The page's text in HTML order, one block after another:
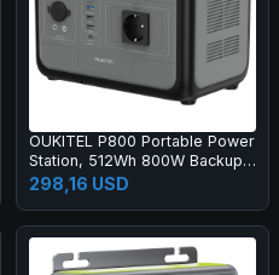
OUKITEL P800 Portable Power
Station, 512Wh 800W Backup
Battery with AC+DC Fast
Charging, Solar Generator for
298,16 USD